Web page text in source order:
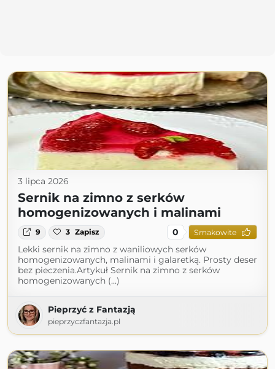
3 lipca 2026
Sernik na zimno z serków
homogenizowanych i malinami
9 3 Zapisz 0 Smakowite
Lekki sernik na zimno z waniliowych serków
homogenizowanych, malinami i galaretką. Prosty deser
bez pieczenia.Artykuł Sernik na zimno z serków
homogenizowanych (...)
Pieprzyć z Fantazją
pieprzyczfantazja.pl